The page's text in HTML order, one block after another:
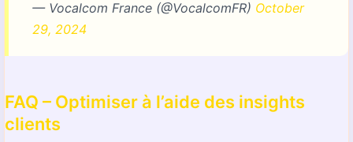
— Vocalcom France (@VocalcomFR) October
29, 2024
FAQ – Optimiser à l’aide des insights
clients